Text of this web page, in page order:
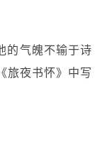
的气魄不输于诗
旅夜书怀》中写